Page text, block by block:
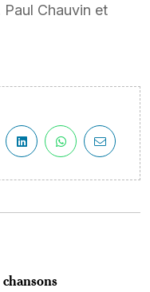
Chauvin et